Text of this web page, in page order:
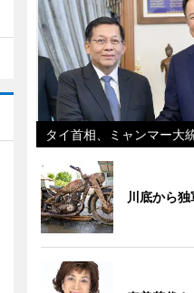
タイ首相、ミャンマー大
川底から独